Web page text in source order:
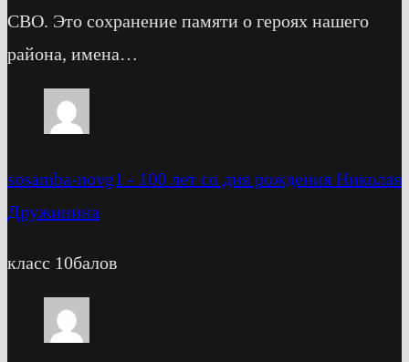
СВО. Это сохранение памяти о героях нашего
района, имена…
sosamba-novg1 - 100 лет со дня рождения Николая
Дружинина
класс 10балов